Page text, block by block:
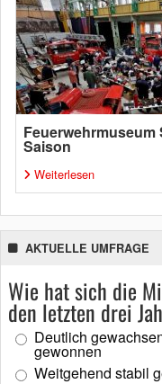
Saison
Weiterlesen
AKTUELLE UMFRAGE
Wie hat sich die
den letzten drei
Deutlich
gewonnen
Weitgehend stabil